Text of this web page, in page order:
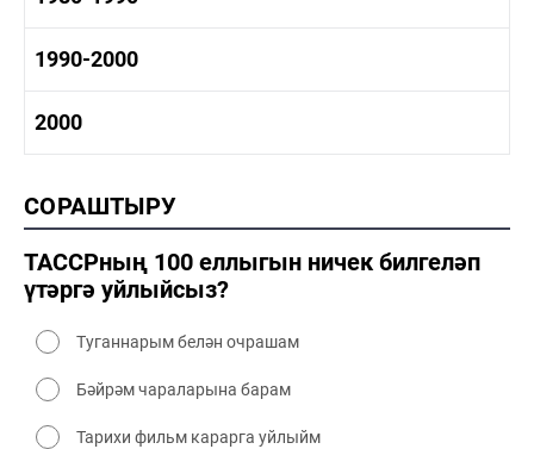
1980-1990 тарих
1990-2000
2000
2000 сәнәгать
2000 мәдәният
СОРАШТЫРУ
ТАССРның 100 еллыгын ничек билгеләп
үтәргә уйлыйсыз?
Туганнарым белән очрашам
Бәйрәм чараларына барам
Тарихи фильм карарга уйлыйм